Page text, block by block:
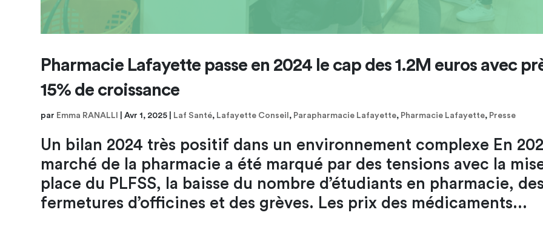
Pharmacie Lafayette passe en 2024 le cap des 1.2M euros avec
15% de croissance
par Emma RANALLI Avr 1, 2025 Laf Santé Lafayette Conseil Parapharmacie Lafayette Pharmacie Lafayette Presse
Un bilan 2024 très positif dans un environnement complexe En
marché de la pharmacie a été marqué par des tensions avec la
place du PLFSS, la baisse du nombre d’étudiants en pharmacie,
fermetures d’officines et des grèves. Les prix des médicaments...